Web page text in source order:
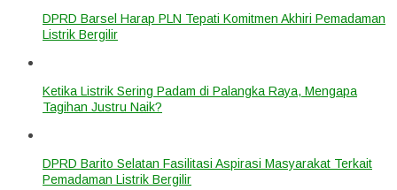
DPRD Barsel Harap PLN Tepati Komitmen Akhiri Pemadaman
Listrik Bergilir
Ketika Listrik Sering Padam di Palangka Raya, Mengapa
Tagihan Justru Naik?
DPRD Barito Selatan Fasilitasi Aspirasi Masyarakat Terkait
Pemadaman Listrik Bergilir